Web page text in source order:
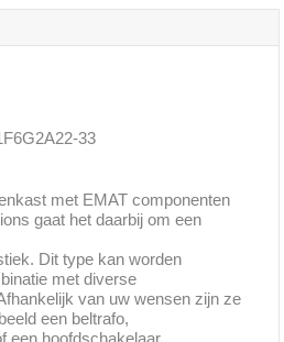
33
met EMAT componenten
gaat het daarbij om een
Dit type kan worden
met diverse
van uw wensen zijn ze
een beltrafo,